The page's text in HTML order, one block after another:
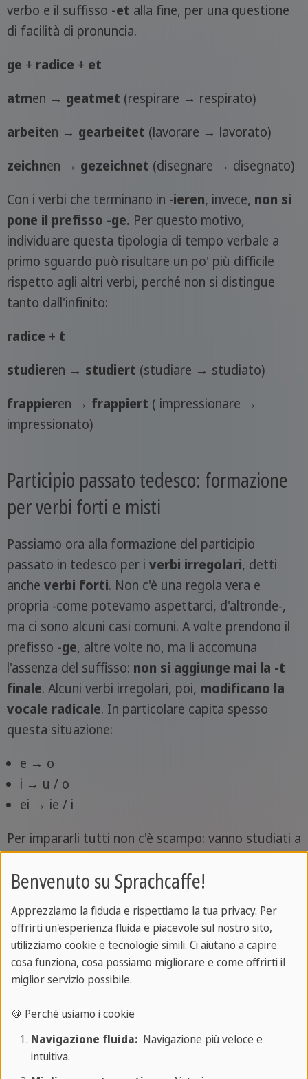
verbo e il suffisso -et alla fine, per una questione
di facilità di pronuncia.
ge + radice + et
atmen → geatmet (respirare → respirato)
arbeiten → gearbeitet (lavorare → lavorato)
zeichnen → gezeichnet (disegnare → disegnato)
Con i verbi che terminano in -ieren, invece, non si
pone il prefisso -ge. Per questo motivo,
individuare questa tipologia di tempo verbale a
primo sguardo può risultare un po' più difficile
rispetto agli altri verbi, perché non si distingue
tanto dall'infinito:
radice + t
studieren → studiert (studiare → studiato)
frappieren → frappiert ( impressionare →
impressionato)
Participio passato tedesco: formazione
per verbi forti e misti
Passiamo ora alla formazione del participio
passato in tedesco per i verbi irregolari, detti
anche verbi forti. Non c'è una regola vera e
propria -come potevamo aspettarci, d'altronde-,
ma ci sono alcuni casi comuni. A volte prendono il
prefisso -ge, altre volte no, ma li accomuna
l'assenza del suffisso: non si aggiunge mai la -t
finale. Alcuni verbi irregolari, poi, modificano la
vocale radicale. In particolare capita spesso
questa situazione:
e → o
i → u / o
ei → ie / i
Per impararli tutti non c'è scampo: vanno studiati a
esempio, giusto per capire come funziona la
befehln → befohlen (ordinare → ordinato)
bitten → gebeten (pregare → pregato)
essen → gegessen (mangiare → mangiato)
Benvenuto su Sprachcaffe!
Apprezziamo la fiducia e rispettiamo la tua privacy. Per
offrirti un'esperienza fluida e piacevole sul nostro sito,
utilizziamo cookie e tecnologie simili. Ci aiutano a capire
cosa funziona, cosa possiamo migliorare e come offrirti il
miglior servizio possibile.
🍪 Perché usiamo i cookie
Navigazione fluida:Navigazione più veloce e
intuitiva.